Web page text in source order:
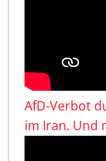
AfD-Verbot
im Iran. Und